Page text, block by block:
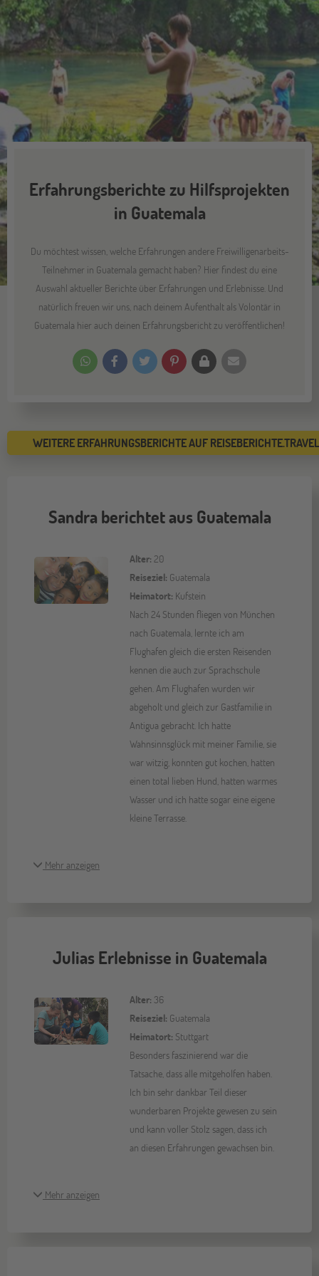
Erfahrungsberichte zu Hilfsprojekten
in Guatemala
Du möchtest wissen, welche Erfahrungen andere Freiwilligenarbeits-
Teilnehmer in Guatemala gemacht haben? Hier findest du eine
Auswahl aktueller Berichte über Erfahrungen und Erlebnisse. Und
natürlich freuen wir uns, nach deinem Aufenthalt als Volontär in
Guatemala hier auch deinen Erfahrungsbericht zu veröffentlichen!
WEITERE ERFAHRUNGSBERICHTE AUF
Sandra berichtet aus Guatemala
Alter: 20
Reiseziel: Guatemala
Heimatort: Kufstein
Nach 24 Stunden fliegen von München
nach Guatemala, lernte ich am
Flughafen gleich die ersten Reisenden
kennen die auch zur Sprachschule
gehen. Am Flughafen wurden wir
abgeholt und gleich zur Gastfamilie in
Antigua gebracht. Ich hatte
Wahnsinnsglück mit meiner Familie, sie
war witzig, konnten gut kochen, hatten
einen total lieben Hund, hatten warmes
Wasser und ich hatte sogar eine eigene
kleine Terrasse.
Mehr anzeigen
Julias Erlebnisse in Guatemala
Alter: 36
Reiseziel: Guatemala
Heimatort: Stuttgart
Besonders faszinierend war die
Tatsache, dass alle mitgeholfen haben.
Ich bin sehr dankbar Teil dieser
wunderbaren Projekte gewesen zu sein
und kann voller Stolz sagen, dass ich
an diesen Erfahrungen gewachsen bin.
Mehr anzeigen